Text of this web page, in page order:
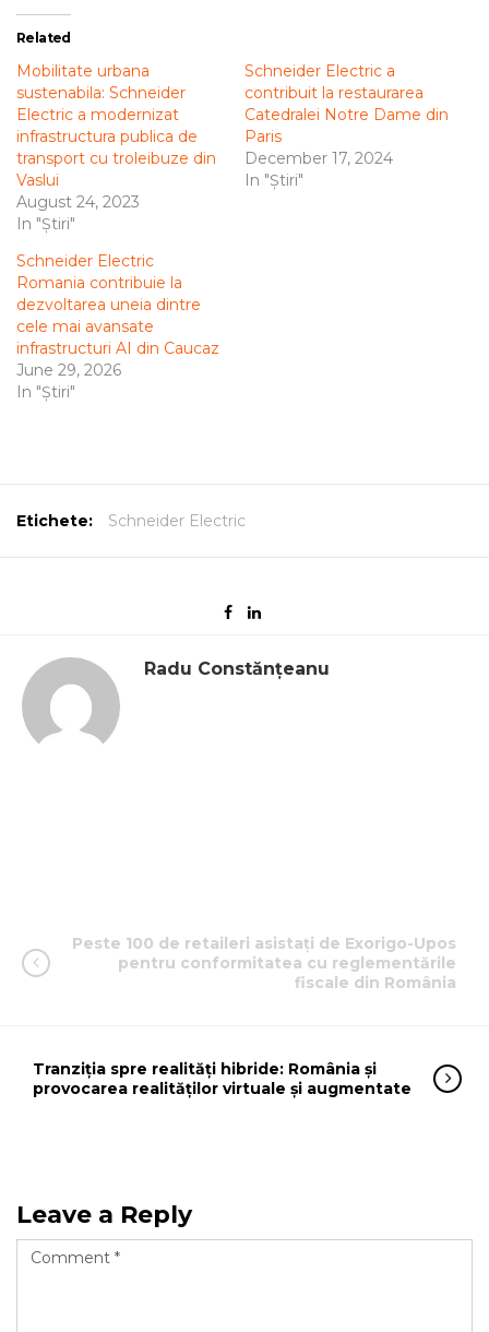
Related
Mobilitate urbana
sustenabila: Schneider
Electric a modernizat
infrastructura publica de
transport cu troleibuze din
Vaslui
August 24, 2023
In "Știri"
Schneider Electric a
contribuit la restaurarea
Catedralei Notre Dame din
Paris
December 17, 2024
In "Știri"
Schneider Electric
Romania contribuie la
dezvoltarea uneia dintre
cele mai avansate
infrastructuri AI din Caucaz
June 29, 2026
In "Știri"
Etichete: Schneider Electric
Radu Constănțeanu
Peste 100 de retaileri asistați de Exorigo-Upos
pentru conformitatea cu reglementările
fiscale din România
Tranziția spre realități hibride: România și
provocarea realităților virtuale și augmentate
Leave a Reply